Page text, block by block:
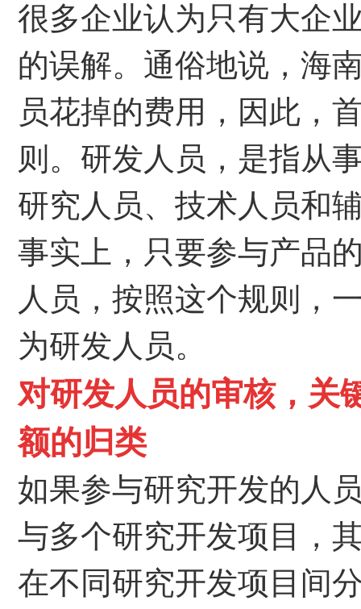
很多企业认为只有大企
的误解。通俗地说，海
员花掉的费用，因此，
则。研发人员，是指从
研究人员、技术人员和
事实上，只要参与产品
人员，按照这个规则，
为研发人员。
对研发人员的审核，关
额的归类
如果参与研究开发的人
与多个研究开发项目，
在不同研究开发项目间